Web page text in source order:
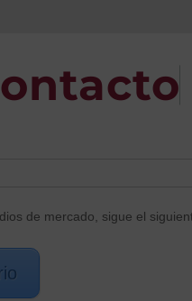
de mercado, sigue el